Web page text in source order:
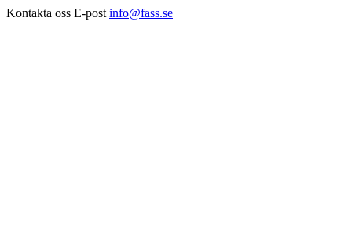
Kontakta oss E-post info@fass.se